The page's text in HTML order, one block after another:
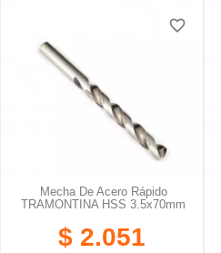
Mecha De Acero Rápido
TRAMONTINA HSS 3.5x70mm
$ 2.051
favorite_border
favorite_border